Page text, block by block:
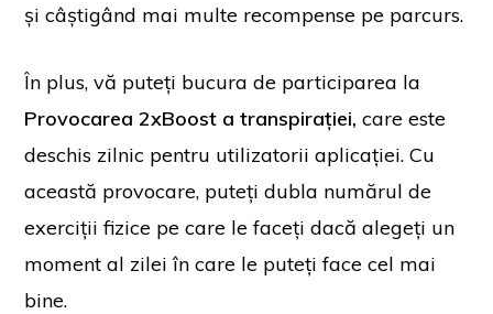
și câștigând mai multe recompense pe parcurs.
În plus, vă puteți bucura de participarea la
Provocarea 2xBoost a transpirației, care este
deschis zilnic pentru utilizatorii aplicației. Cu
această provocare, puteți dubla numărul de
exerciții fizice pe care le faceți dacă alegeți un
moment al zilei în care le puteți face cel mai
bine.